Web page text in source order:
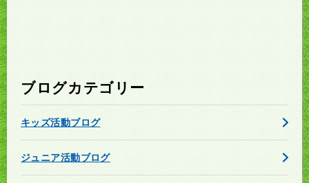
ブログカテゴリー
キッズ活動ブログ
ジュニア活動ブログ